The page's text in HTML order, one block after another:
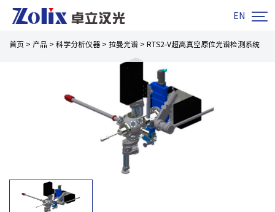
EN 
首页 > 产品 > 科学分析仪器 > 拉曼光谱 > RTS2-V超高真空原位光谱检测系统